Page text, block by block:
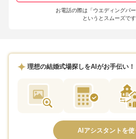
お電話の際は「ウエディングパー
というとスムーズです
理想の結婚式場探しをAIがお手伝い！
AIアシスタントを使